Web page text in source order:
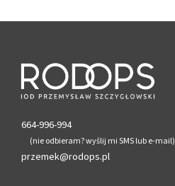
664-996-994
(nie odbieram? wyślij mi SMS lub e-mail)
przemek@rodops.pl